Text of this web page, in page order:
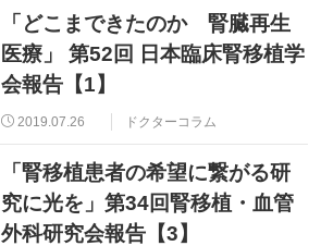
「どこまできたのか 腎臓再生
医療」 第52回 日本臨床腎移植学
会報告【1】
2019.07.26 ドクターコラム
「腎移植患者の希望に繋がる研
究に光を」第34回腎移植・血管
外科研究会報告【3】